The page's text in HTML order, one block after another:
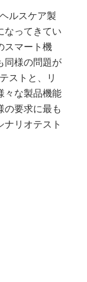
ルスケア製
なってきてい
スマート機
同様の問題が
ストと、リ
々な製品機能
の要求に最も
ナリオテスト